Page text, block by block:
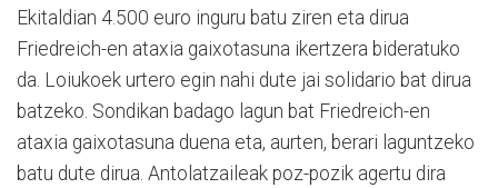
Ekitaldian 4.500 euro inguru batu ziren eta dirua
Friedreich-en ataxia gaixotasuna ikertzera bideratuko
da. Loiukoek urtero egin nahi dute jai solidario bat dirua
batzeko. Sondikan badago lagun bat Friedreich-en
ataxia gaixotasuna duena eta, aurten, berari laguntzeko
batu dute dirua. Antolatzaileak poz-pozik agertu dira